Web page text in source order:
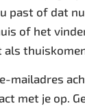
past of dat
of het
mailadres
met je op.